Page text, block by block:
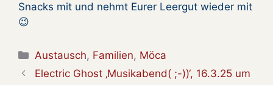
Snacks mit und nehmt Eurer Leergut wieder mit
😉
Kategorien
Austausch, Familien, Möca
Electric Ghost ‚Musikabend( ;-))‘, 16.3.25 um